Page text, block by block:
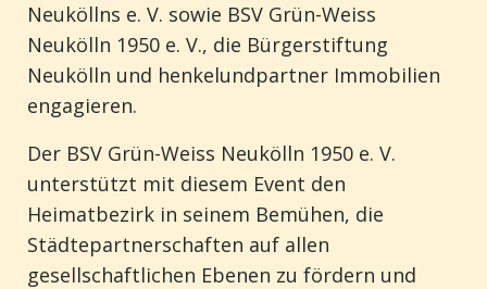
Neuköllns e. V. sowie BSV Grün-Weiss
Neukölln 1950 e. V., die Bürgerstiftung
Neukölln und henkelundpartner Immobilien
engagieren.
Der BSV Grün-Weiss Neukölln 1950 e. V.
unterstützt mit diesem Event den
Heimatbezirk in seinem Bemühen, die
Städtepartnerschaften auf allen
gesellschaftlichen Ebenen zu fördern und